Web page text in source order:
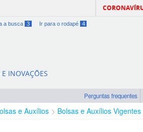
a busca 3 Ir para o rodapé 4
INOVAÇÕES
Perguntas frequentes
e Auxílios Bolsas e Auxílios Vigentes